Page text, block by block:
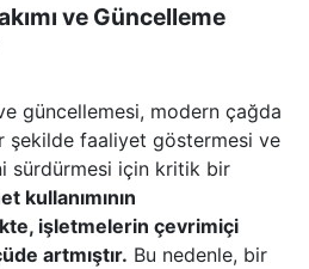
ve Güncelleme
güncellemesi, modern çağda
şekilde faaliyet göstermesi ve
sürdürmesi için kritik bir
kullanımının
işletmelerin çevrimiçi
artmıştır. Bu nedenle, bir